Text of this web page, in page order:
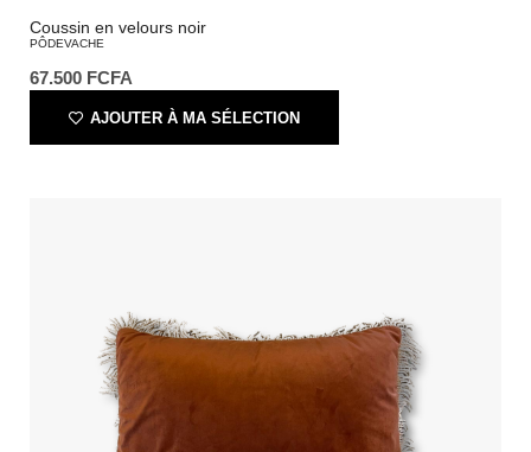
Coussin en velours noir
PÔDEVACHE
67.500 FCFA
AJOUTER À MA SÉLECTION